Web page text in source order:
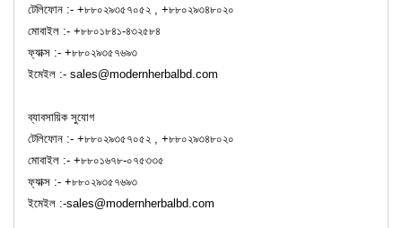
টেলিফোন :- +৮৮০২৯৩৫৭০৫২ , +৮৮০২৯৩৪৮০২০
মোবাইল :- +৮৮০১৮৪১-৪৩২৫৮৪
ফ্যাক্স :- +৮৮০২৯৩৫৭৬৯৩
ইমেইল :- sales@modernherbalbd.com
ব্যাবসায়িক সুযোগ
টেলিফোন :- +৮৮০২৯৩৫৭০৫২ , +৮৮০২৯৩৪৮০২০
মোবাইল :- +৮৮০১৬৭৮-০৭৫৩৩৫
ফ্যাক্স :- +৮৮০২৯৩৫৭৬৯৩
ইমেইল :-sales@modernherbalbd.com